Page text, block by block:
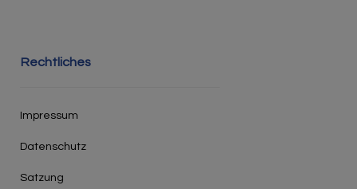
Rechtliches
Impressum
Datenschutz
Satzung